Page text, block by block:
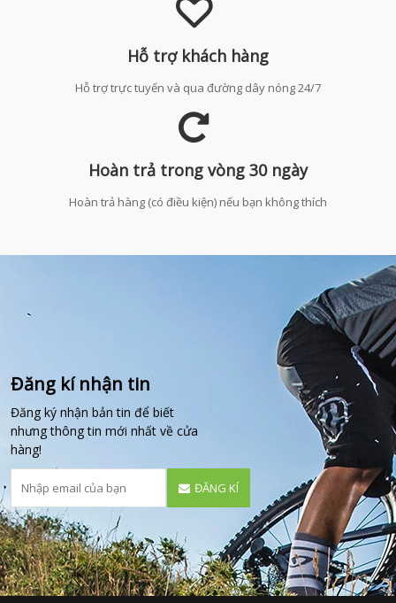
Hỗ trợ khách hàng
Hỗ trợ trực tuyến và qua đường dây nóng 24/7
Hoàn trả trong vòng 30 ngày
Hoàn trả hàng (có điều kiện) nếu bạn không thích
Đăng kí nhận tin
Đăng ký nhận bản tin để biết
nhưng thông tin mới nhất về cửa
hàng!
ĐĂNG KÍ